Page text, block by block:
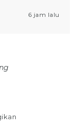
6 jam lalu